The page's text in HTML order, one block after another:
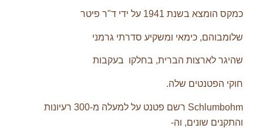
כמקס הומצא בשנת 1941 על ידי ד"ר פיטר
שלומבוהם, כימאי ומשקיע סדרתי גרמני
שהיגר לארצות הברית, בחלקו בעקבות
חוקי הפטנטים שלה.
Schlumbohm רשם פטנט על למעלה מ-300 רעיונות
והתקנים שונים, וה-